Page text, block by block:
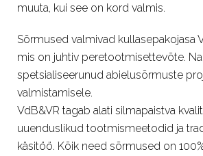
muuta, kui see on kord valmis.
Sõrmused valmivad kullasepakojasa
mis on juhtiv peretootmisettevõte.
spetsialiseerunud abielusõrmuste
valmistamisele.
VdB&VR tagab alati silmapaistva
uuenduslikud tootmismeetodid ja
käsitöö. Kõik need sõrmused on